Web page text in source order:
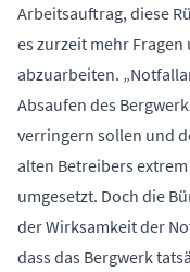
Arbeitsauftrag, diese
es zurzeit mehr
abzuarbeiten.
Absaufen des
verringern sollen und
alten Betreibers
umgesetzt. Doch die
der Wirksamkeit der
dass das Bergwerk